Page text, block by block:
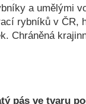
a umělými
rybníků v ČR,
Chráněná
pás ve tvaru